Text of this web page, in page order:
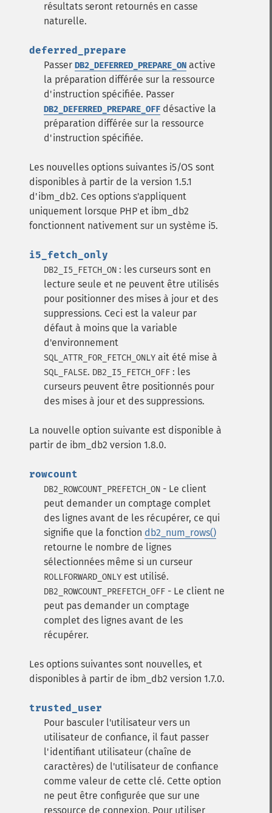
résultats seront retournés en casse
naturelle.
deferred_prepare
Passer DB2_DEFERRED_PREPARE_ON active
la préparation différée sur la ressource
d'instruction spécifiée. Passer
DB2_DEFERRED_PREPARE_OFF désactive la
préparation différée sur la ressource
d'instruction spécifiée.
Les nouvelles options suivantes i5/OS sont
disponibles à partir de la version 1.5.1
d'ibm_db2. Ces options s'appliquent
uniquement lorsque PHP et ibm_db2
fonctionnent nativement sur un système i5.
i5_fetch_only
DB2_I5_FETCH_ON : les curseurs sont en
lecture seule et ne peuvent être utilisés
pour positionner des mises à jour et des
suppressions. Ceci est la valeur par
défaut à moins que la variable
d'environnement
SQL_ATTR_FOR_FETCH_ONLY ait été mise à
SQL_FALSE. DB2_I5_FETCH_OFF : les
curseurs peuvent être positionnés pour
des mises à jour et des suppressions.
La nouvelle option suivante est disponible à
partir de ibm_db2 version 1.8.0.
rowcount
DB2_ROWCOUNT_PREFETCH_ON - Le client
peut demander un comptage complet
des lignes avant de les récupérer, ce qui
signifie que la fonction db2_num_rows()
retourne le nombre de lignes
sélectionnées même si un curseur
ROLLFORWARD_ONLY est utilisé.
DB2_ROWCOUNT_PREFETCH_OFF - Le client ne
peut pas demander un comptage
complet des lignes avant de les
récupérer.
Les options suivantes sont nouvelles, et
disponibles à partir de ibm_db2 version 1.7.0.
trusted_user
Pour basculer l'utilisateur vers un
utilisateur de confiance, il faut passer
l'identifiant utilisateur (chaîne de
caractères) de l'utilisateur de confiance
comme valeur de cette clé. Cette option
ne peut être configurée que sur une
ressource de connexion. Pour utiliser